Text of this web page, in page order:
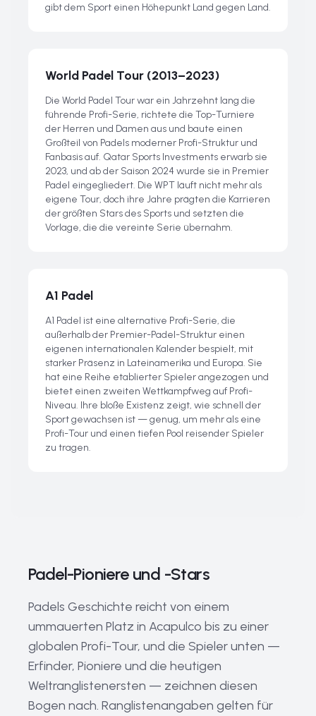
gibt dem Sport einen Höhepunkt Land gegen Land.
World Padel Tour (2013–2023)
Die World Padel Tour war ein Jahrzehnt lang die
führende Profi-Serie, richtete die Top-Turniere
der Herren und Damen aus und baute einen
Großteil von Padels moderner Profi-Struktur und
Fanbasis auf. Qatar Sports Investments erwarb sie
2023, und ab der Saison 2024 wurde sie in Premier
Padel eingegliedert. Die WPT läuft nicht mehr als
eigene Tour, doch ihre Jahre prägten die Karrieren
der größten Stars des Sports und setzten die
Vorlage, die die vereinte Serie übernahm.
A1 Padel
A1 Padel ist eine alternative Profi-Serie, die
außerhalb der Premier-Padel-Struktur einen
eigenen internationalen Kalender bespielt, mit
starker Präsenz in Lateinamerika und Europa. Sie
hat eine Reihe etablierter Spieler angezogen und
bietet einen zweiten Wettkampfweg auf Profi-
Niveau. Ihre bloße Existenz zeigt, wie schnell der
Sport gewachsen ist — genug, um mehr als eine
Profi-Tour und einen tiefen Pool reisender Spieler
zu tragen.
Padel-Pioniere und -Stars
Padels Geschichte reicht von einem
ummauerten Platz in Acapulco bis zu einer
globalen Profi-Tour, und die Spieler unten —
Erfinder, Pioniere und die heutigen
Weltranglistenersten — zeichnen diesen
Bogen nach. Ranglistenangaben gelten für